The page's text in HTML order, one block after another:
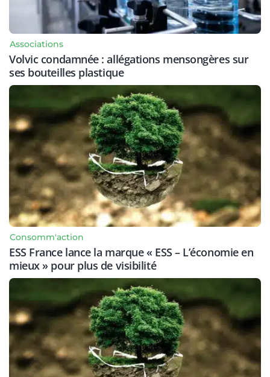
Associations
Volvic condamnée : allégations mensongères sur
ses bouteilles plastique
Consomm'action
ESS France lance la marque « ESS – L’économie en
mieux » pour plus de visibilité